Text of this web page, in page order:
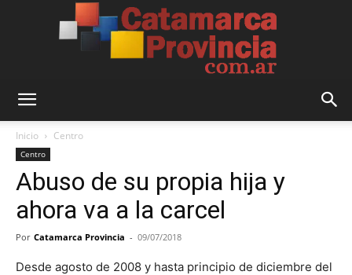
Provincia
Inicio Centro
Centro
Abuso de su propia hija y
ahora va a la carcel
Por Catamarca Provincia - 09/07/2018
Desde agosto de 2008 y hasta principio de diciembre del